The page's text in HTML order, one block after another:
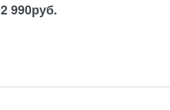
2 990руб.